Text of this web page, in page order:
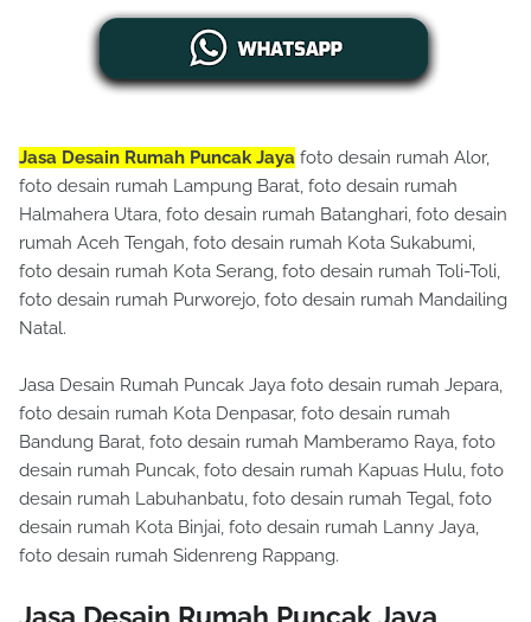
Jasa Desain Rumah Puncak Jaya foto desain rumah Alor,
foto desain rumah Lampung Barat, foto desain rumah
Halmahera Utara, foto desain rumah Batanghari, foto desain
rumah Aceh Tengah, foto desain rumah Kota Sukabumi,
foto desain rumah Kota Serang, foto desain rumah Toli-Toli,
foto desain rumah Purworejo, foto desain rumah Mandailing
Natal.
Jasa Desain Rumah Puncak Jaya foto desain rumah Jepara,
foto desain rumah Kota Denpasar, foto desain rumah
Bandung Barat, foto desain rumah Mamberamo Raya, foto
desain rumah Puncak, foto desain rumah Kapuas Hulu, foto
desain rumah Labuhanbatu, foto desain rumah Tegal, foto
desain rumah Kota Binjai, foto desain rumah Lanny Jaya,
foto desain rumah Sidenreng Rappang.
Jasa Desain Rumah Puncak Jaya